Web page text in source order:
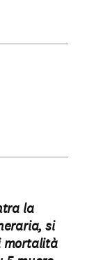
la
si
mortalità